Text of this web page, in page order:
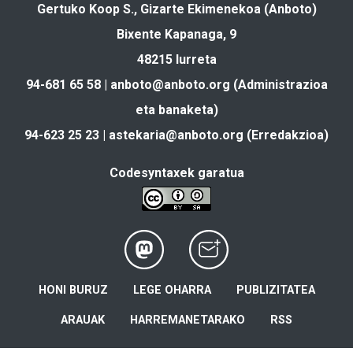
Gertuko Koop S., Gizarte Ekimenekoa (Anboto)
Bixente Kapanaga, 9
48215 Iurreta
94-681 65 58 | anboto@anboto.org (Administrazioa
eta banaketa)
94-623 25 23 | astekaria@anboto.org (Erredakzioa)
Codesyntaxek garatua
HONI BURUZ LEGE OHARRA PUBLIZITATEA
ARAUAK HARREMANETARAKO RSS